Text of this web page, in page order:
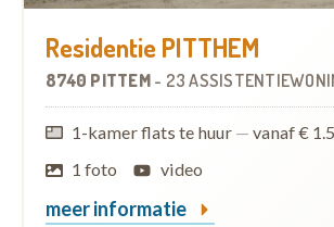
Residentie PITTHEM
8740 PITTEM - 23
1-kamer flats te huur — vanaf €
1 foto video
meer informatie